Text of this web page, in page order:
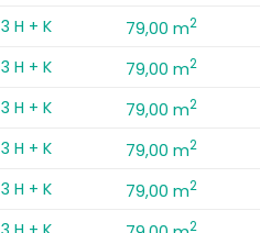
3 H + K 79,00 m2
3 H + K 79,00 m2
3 H + K 79,00 m2
3 H + K 79,00 m2
3 H + K 79,00 m2
2